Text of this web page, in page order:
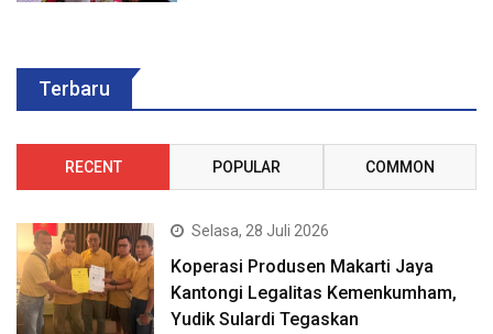
Terbaru
RECENT POPULAR COMMON
Selasa, 28 Juli 2026
Koperasi Produsen Makarti Jaya
Kantongi Legalitas Kemenkumham,
Yudik Sulardi Tegaskan